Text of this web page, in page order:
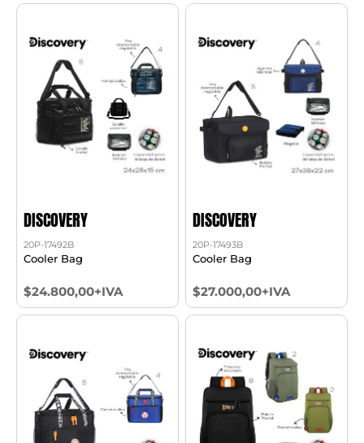
DISCOVERY
20P-17492B
Cooler Bag
$24.800,00+IVA
DISCOVERY
20P-17493B
Cooler Bag
$27.000,00+IVA